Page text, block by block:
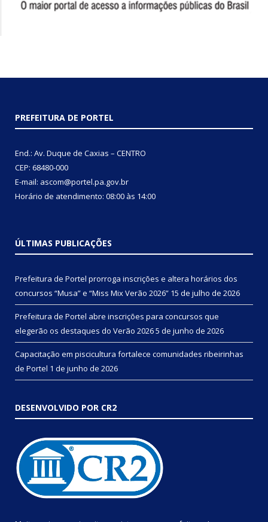
PREFEITURA DE PORTEL
End.: Av. Duque de Caxias – CENTRO
CEP: 68480-000
E-mail: ascom@portel.pa.gov.br
Horário de atendimento: 08:00 às 14:00
ÚLTIMAS PUBLICAÇÕES
Prefeitura de Portel prorroga inscrições e altera horários dos
concursos “Musa” e “Miss Mix Verão 2026” 15 de julho de 2026
Prefeitura de Portel abre inscrições para concursos que
elegerão os destaques do Verão 20265 de junho de 2026
Capacitação em piscicultura fortalece comunidades ribeirinhas
de Portel 1 de junho de 2026
DESENVOLVIDO POR CR2